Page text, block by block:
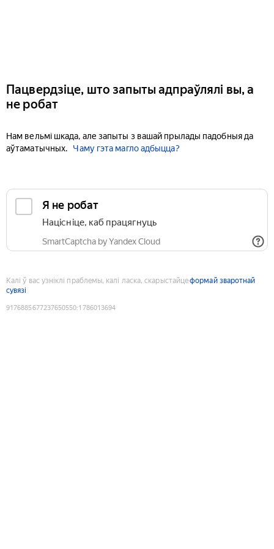
Пацвердзіце, што запыты адпраўлялі вы, а
не робат
Нам вельмі шкада, але запыты з вашай прылады падобныя да
аўтаматычных.
Чаму гэта магло адбыцца?
Я не робат
Націсніце, каб працягнуць
SmartCaptcha by Yandex Cloud
Калі ў вас узніклі праблемы, калі ласка, скарыстайцеформай зваротнай
сувязі
9176885677237650550:1786013694